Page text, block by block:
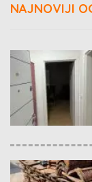
NAJNOVIJI